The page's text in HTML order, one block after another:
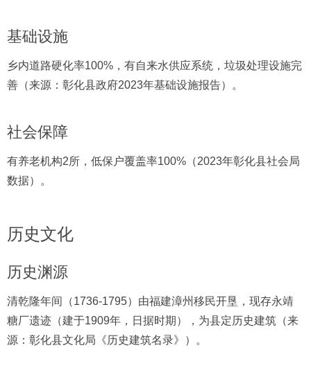
基础设施
乡内道路硬化率100%，有自来水供应系统，垃圾处理设施完
善（来源：彰化县政府2023年基础设施报告）。
社会保障
有养老机构2所，低保户覆盖率100%（2023年彰化县社会局
数据）。
历史文化
历史渊源
清乾隆年间（1736-1795）由福建漳州移民开垦，现存永靖
糖厂遗迹（建于1909年，日据时期），为县定历史建筑（来
源：彰化县文化局《历史建筑名录》）。